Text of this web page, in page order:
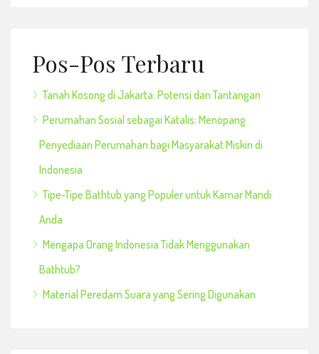
Pos-Pos Terbaru
Tanah Kosong di Jakarta: Potensi dan Tantangan
Perumahan Sosial sebagai Katalis: Menopang
Penyediaan Perumahan bagi Masyarakat Miskin di
Indonesia
Tipe-Tipe Bathtub yang Populer untuk Kamar Mandi
Anda
Mengapa Orang Indonesia Tidak Menggunakan
Bathtub?
Material Peredam Suara yang Sering Digunakan